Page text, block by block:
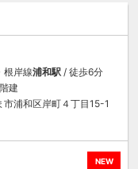
根岸線浦和駅 / 徒歩6分
建
市浦和区岸町４丁目15-1
NEW